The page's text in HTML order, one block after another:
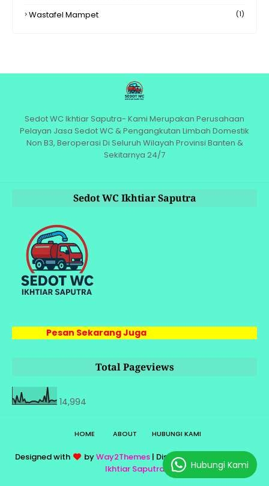
Wastafel Mampet (1)
Sedot WC Ikhtiar Saputra- Kami Merupakan Perusahaan
Pelayan Jasa Sedot WC & Pengangkutan Limbah Domestik
Non B3, Beroperasi Di Seluruh Wilayah Provinsi Banten &
Sekitarnya 24/7
Sedot WC Ikhtiar Saputra
Pesan Sekarang Juga
Total Pageviews
14,994
HOME ABOUT HUBUNGI KAMI
Designed with byWay2Themes | Distributed by
Sedot WC
Ikhtiar Saputra
Hubungi Kami